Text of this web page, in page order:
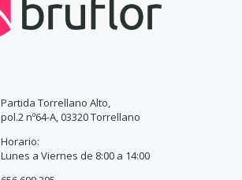
Partida Torrellano Alto,
pol.2 nº64-A, 03320 Torrellano
Horario:
Lunes a Viernes de 8:00 a 14:00